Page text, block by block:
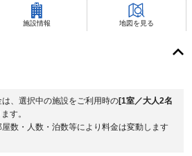
施設情報 地図を見る
、選択中の施設をご利用時の[1室／大人2名
す。
数・人数・泊数等により料金は変動します